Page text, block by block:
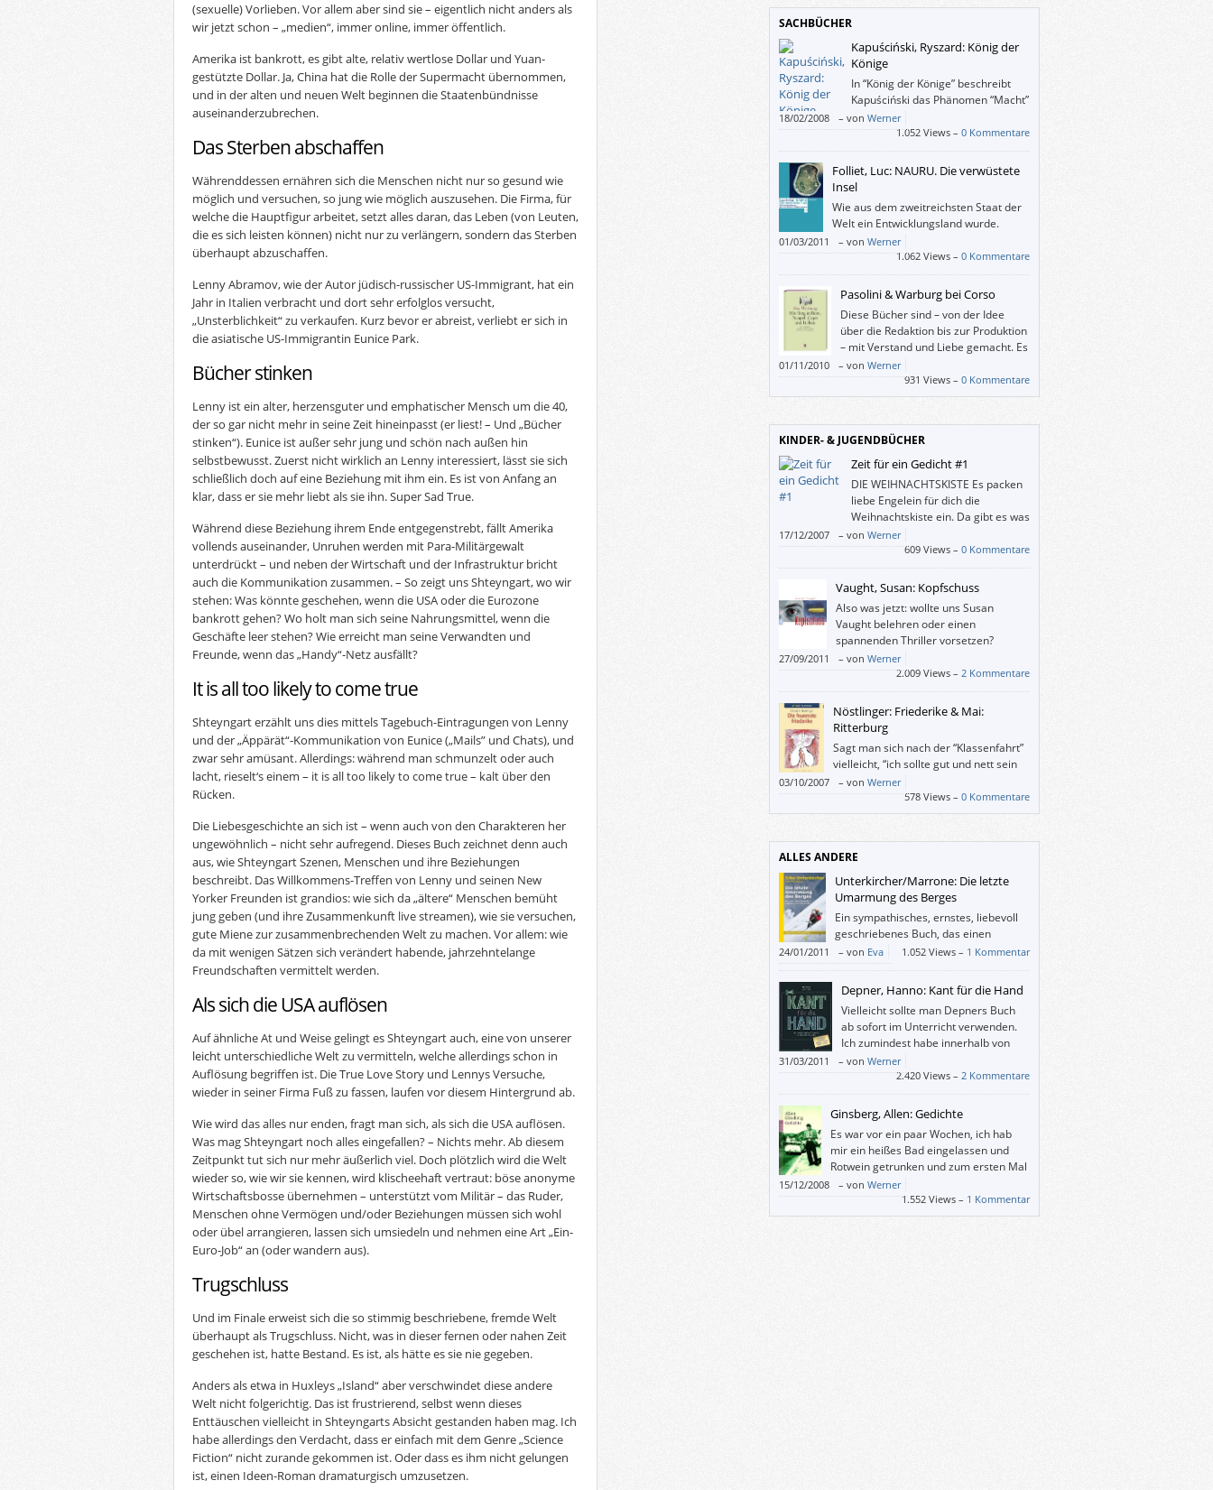
(sexuelle) Vorlieben. Vor allem aber sind sie – eigentlich nicht anders als
wir jetzt schon – „medien“, immer online, immer öffentlich.
Amerika ist bankrott, es gibt alte, relativ wertlose Dollar und Yuan-
gestützte Dollar. Ja, China hat die Rolle der Supermacht übernommen,
und in der alten und neuen Welt beginnen die Staatenbündnisse
auseinanderzubrechen.
Das Sterben abschaffen
Währenddessen ernähren sich die Menschen nicht nur so gesund wie
möglich und versuchen, so jung wie möglich auszusehen. Die Firma, für
welche die Hauptfigur arbeitet, setzt alles daran, das Leben (von Leuten,
die es sich leisten können) nicht nur zu verlängern, sondern das Sterben
überhaupt abzuschaffen.
Lenny Abramov, wie der Autor jüdisch-russischer US-Immigrant, hat ein
Jahr in Italien verbracht und dort sehr erfolglos versucht,
„Unsterblichkeit“ zu verkaufen. Kurz bevor er abreist, verliebt er sich in
die asiatische US-Immigrantin Eunice Park.
Bücher stinken
Lenny ist ein alter, herzensguter und emphatischer Mensch um die 40,
der so gar nicht mehr in seine Zeit hineinpasst (er liest! – Und „Bücher
stinken“). Eunice ist außer sehr jung und schön nach außen hin
selbstbewusst. Zuerst nicht wirklich an Lenny interessiert, lässt sie sich
schließlich doch auf eine Beziehung mit ihm ein. Es ist von Anfang an
klar, dass er sie mehr liebt als sie ihn. Super Sad True.
Während diese Beziehung ihrem Ende entgegenstrebt, fällt Amerika
vollends auseinander, Unruhen werden mit Para-Militärgewalt
unterdrückt – und neben der Wirtschaft und der Infrastruktur bricht
auch die Kommunikation zusammen. – So zeigt uns Shteyngart, wo wir
stehen: Was könnte geschehen, wenn die USA oder die Eurozone
bankrott gehen? Wo holt man sich seine Nahrungsmittel, wenn die
Geschäfte leer stehen? Wie erreicht man seine Verwandten und
Freunde, wenn das „Handy“-Netz ausfällt?
It is all too likely to come true
Shteyngart erzählt uns dies mittels Tagebuch-Eintragungen von Lenny
und der „Äppärät“-Kommunikation von Eunice („Mails” und Chats), und
zwar sehr amüsant. Allerdings: während man schmunzelt oder auch
lacht, rieselt‘s einem – it is all too likely to come true – kalt über den
Rücken.
Die Liebesgeschichte an sich ist – wenn auch von den Charakteren her
ungewöhnlich – nicht sehr aufregend. Dieses Buch zeichnet denn auch
aus, wie Shteyngart Szenen, Menschen und ihre Beziehungen
beschreibt. Das Willkommens-Treffen von Lenny und seinen New
Yorker Freunden ist grandios: wie sich da „ältere“ Menschen bemüht
jung geben (und ihre Zusammenkunft live streamen), wie sie versuchen,
gute Miene zur zusammenbrechenden Welt zu machen. Vor allem: wie
da mit wenigen Sätzen sich verändert habende, jahrzehntelange
Freundschaften vermittelt werden.
Als sich die USA auflösen
Auf ähnliche At und Weise gelingt es Shteyngart auch, eine von unserer
leicht unterschiedliche Welt zu vermitteln, welche allerdings schon in
Auflösung begriffen ist. Die True Love Story und Lennys Versuche,
wieder in seiner Firma Fuß zu fassen, laufen vor diesem Hintergrund ab.
Wie wird das alles nur enden, fragt man sich, als sich die USA auflösen.
Was mag Shteyngart noch alles eingefallen? – Nichts mehr. Ab diesem
Zeitpunkt tut sich nur mehr äußerlich viel. Doch plötzlich wird die Welt
wieder so, wie wir sie kennen, wird klischeehaft vertraut: böse anonyme
Wirtschaftsbosse übernehmen – unterstützt vom Militär – das Ruder,
Menschen ohne Vermögen und/oder Beziehungen müssen sich wohl
oder übel arrangieren, lassen sich umsiedeln und nehmen eine Art „Ein-
Euro-Job“ an (oder wandern aus).
Trugschluss
Und im Finale erweist sich die so stimmig beschriebene, fremde Welt
überhaupt als Trugschluss. Nicht, was in dieser fernen oder nahen Zeit
geschehen ist, hatte Bestand. Es ist, als hätte es sie nie gegeben.
Anders als etwa in Huxleys „Island“ aber verschwindet diese andere
Welt nicht folgerichtig. Das ist frustrierend, selbst wenn dieses
Enttäuschen vielleicht in Shteyngarts Absicht gestanden haben mag. Ich
habe allerdings den Verdacht, dass er einfach mit dem Genre „Science
Fiction“ nicht zurande gekommen ist. Oder dass es ihm nicht gelungen
ist, einen Ideen-Roman dramaturgisch umzusetzen.
Panorama aus eben jenen Besatzern,
Kollaborateuren sowie aus Widerständlern und
Agenten und geht dabei wesentlich tiefer, als bloß
Schurken und Nicht-Schurken zu beschreiben.
Mir ist nach 30 Seiten (erstmals) klar geworden,
dass es den gewöhnlichen und den
ungewöhnlichen Nazis nicht so sehr um
Rassenreinheit und dergleichen gegangen sein
mag, sondern dass sie sich schlicht bereichern
wollten.
SACHBÜCHER
Kapuściński, Ryszard: König der
Könige
In “König der Könige” beschreibt
Kapuściński das Phänomen “Macht”
nicht über Helden-Verehrung oder -
Kritik, sondern aus der Perspektive der Insider,
der Würdenträger, Spitzel und Helfershelfer, die
voller Angst und Stolz einem absoluten Herrscher
gedient haben.
18/02/2008 – von Werner
1.052 Views – 0 Kommentare
Folliet, Luc: NAURU. Die verwüstete
Insel
Wie aus dem zweitreichsten Staat der
Welt ein Entwicklungsland wurde.
01/03/2011 – von Werner
1.062 Views – 0 Kommentare
Pasolini & Warburg bei Corso
Diese Bücher sind – von der Idee
über die Redaktion bis zur Produktion
– mit Verstand und Liebe gemacht. Es
ist eine Freude, sie in Händen zu
halten.
01/11/2010 – von Werner
931 Views – 0 Kommentare
KINDER- & JUGENDBÜCHER
Zeit für ein Gedicht #1
DIE WEIHNACHTSKISTE Es packen
liebe Engelein für dich die
Weihnachtskiste ein. Da gibt es was
zu schauen! Doch leider guckt
gerade der gute alte Mond herein und dem ist
nicht zu trauen. Da fürchten sich die Engelein er
plaudert’s aus, und tun im Nu die Weihnachtskiste
wieder zu. Wie schade! (Aus Die Himmelsküche
von Ida […]
17/12/2007 – von Werner
609 Views – 0 Kommentare
Vaught, Susan: Kopfschuss
Also was jetzt: wollte uns Susan
Vaught belehren oder einen
spannenden Thriller vorsetzen?
27/09/2011 – von Werner
2.009 Views – 2 Kommentare
Nöstlinger: Friederike & Mai:
Ritterburg
Sagt man sich nach der “Klassenfahrt”
vielleicht, “ich sollte gut und nett sein
und überdies Frauen respektieren”, so
fallen einem bei “Friederike” einerseits ganz
nebenbei viele persönliche Bilder und Sätze ein,
und andererseits möchte man doch selbst rote
Haare haben, wenn man damit fliegen könnte.
Vor allen bösen Menschen und Umständen
einfach wegfliegen.
03/10/2007 – von Werner
578 Views – 0 Kommentare
ALLES ANDERE
Unterkircher/Marrone: Die letzte
Umarmung des Berges
Ein sympathisches, ernstes, liebevoll
geschriebenes Buch, das einen
„Helden der Berge“ zu einem
Menschen macht, ohne ihm seine Einzigartigkeit
dadurch zu nehmen.
24/01/2011 – von Eva 1.052 Views – 1 Kommentar
Depner, Hanno: Kant für die Hand
Vielleicht sollte man Depners Buch
ab sofort im Unterricht verwenden.
Ich zumindest habe innerhalb von
sechs Stunden in etwa begriffen,
warum Kant die Vernunft „kritisiert“ hat und was
dabei herausgekommen ist.
31/03/2011 – von Werner
2.420 Views – 2 Kommentare
Ginsberg, Allen: Gedichte
Es war vor ein paar Wochen, ich hab
mir ein heißes Bad eingelassen und
Rotwein getrunken und zum ersten Mal
in meinem Leben Ginsberg gelesen.
Und während meine Seele zur Badezimmerdecke
und darüber hinaus wanderte, haben die Würmer
15/12/2008 – von Werner
1.552 Views – 1 Kommentar